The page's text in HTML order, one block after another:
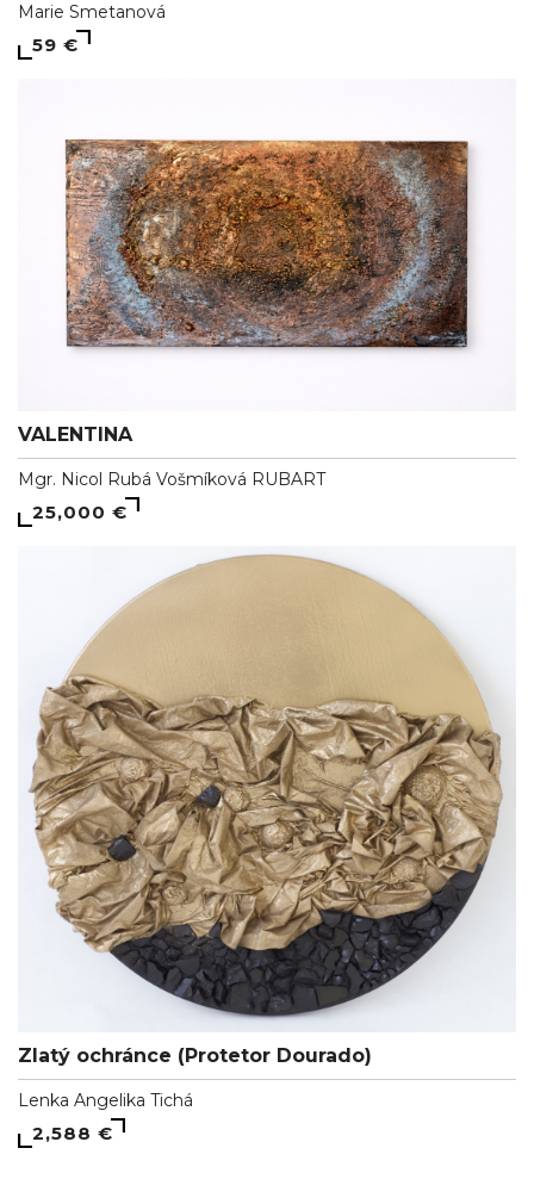
Marie Smetanová
59 €
VALENTINA
Mgr. Nicol Rubá Vošmíková RUBART
25,000 €
Zlatý ochránce (Protetor Dourado)
Lenka Angelika Tichá
2,588 €